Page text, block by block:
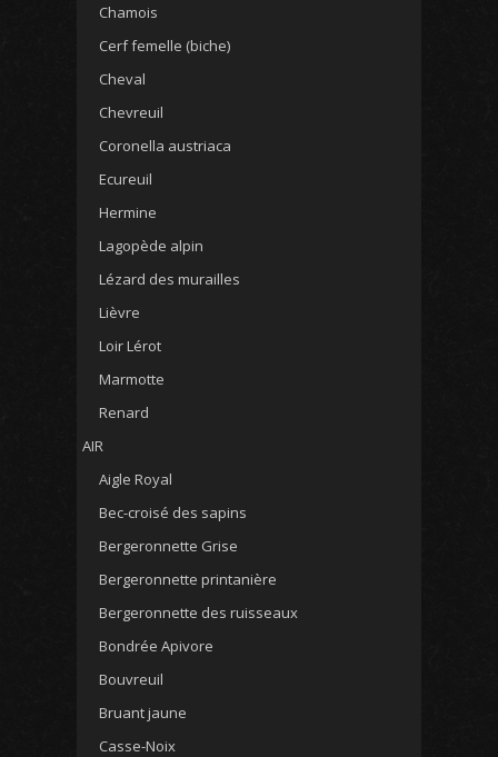
Chamois
Cerf femelle (biche)
Cheval
Chevreuil
Coronella austriaca
Ecureuil
Hermine
Lagopède alpin
Lézard des murailles
Lièvre
Loir Lérot
Marmotte
Renard
AIR
Aigle Royal
Bec-croisé des sapins
Bergeronnette Grise
Bergeronnette printanière
Bergeronnette des ruisseaux
Bondrée Apivore
Bouvreuil
Bruant jaune
Casse-Noix